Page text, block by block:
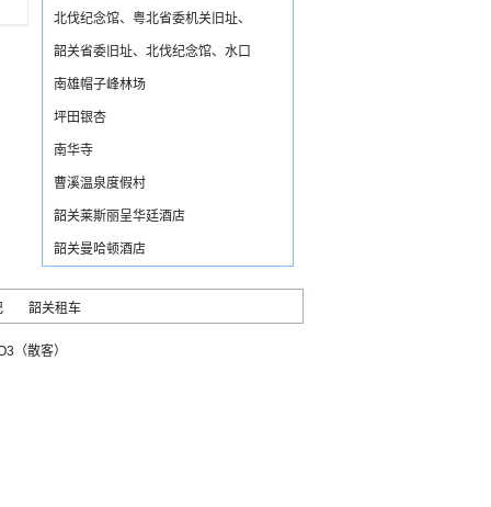
北伐纪念馆、粤北省委机关旧址、
韶关省委旧址、北伐纪念馆、水口
南雄帽子峰林场
坪田银杏
南华寺
曹溪温泉度假村
韶关莱斯丽呈华廷酒店
韶关曼哈顿酒店
韶关租车
（散客）